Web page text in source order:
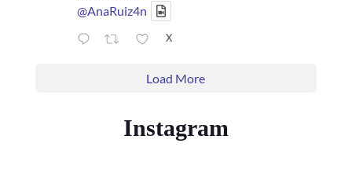
@AnaRuiz4n
X
Load More
Instagram